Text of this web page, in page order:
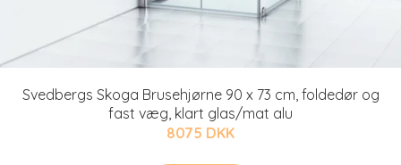
Svedbergs Skoga Brusehjørne 90 x 73 cm, foldedør og
fast væg, klart glas/mat alu
8075 DKK